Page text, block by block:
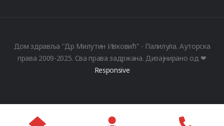
Дом здравља "Др Милутин Ивковић" - Палилула. Ауторска
права 2009-2025. Сва права задржана. Дизајнирано од ❤
Responsive